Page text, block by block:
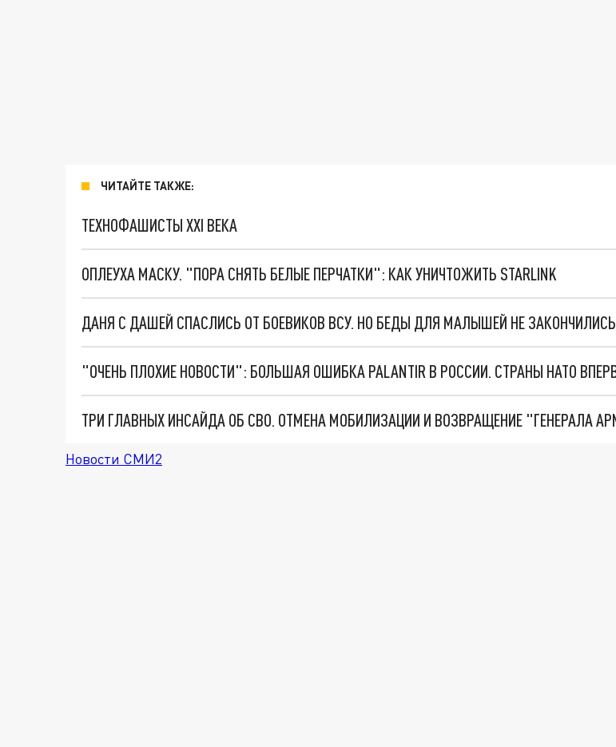
ЧИТАЙТЕ ТАКЖЕ:
ТЕХНОФАШИСТЫ XXI ВЕКА
ОПЛЕУХА МАСКУ. "ПОРА СНЯТЬ БЕЛЫЕ ПЕРЧАТКИ": КАК УНИЧТОЖИТЬ STARLINK
ДАНЯ С ДАШЕЙ СПАСЛИСЬ ОТ БОЕВИКОВ ВСУ. НО БЕДЫ ДЛЯ МАЛЫШЕЙ НЕ ЗАКОНЧИЛИСЬ
Новости СМИ2